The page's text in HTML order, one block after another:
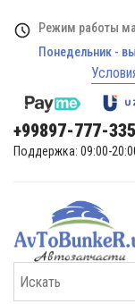
Режим работы
Понедельник -
+99897-777-
Поддержка: 09:00-